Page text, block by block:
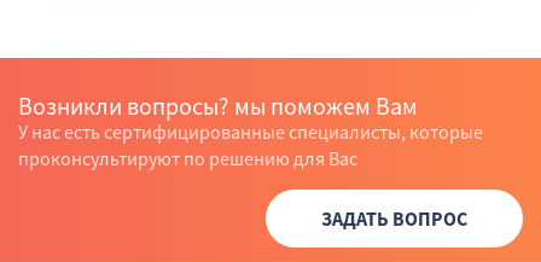
Возникли вопросы? мы поможем Вам
У нас есть сертифицированные специалисты, которые
проконсультируют по решению для Вас
ЗАДАТЬ ВОПРОС